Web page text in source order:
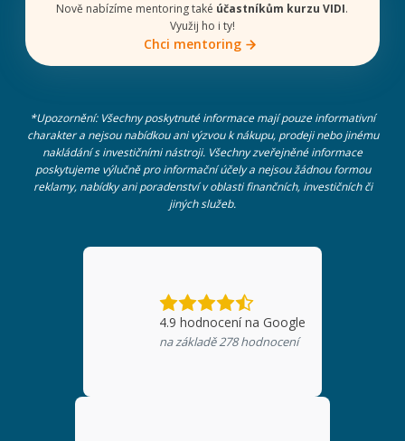
Nově nabízíme mentoring také účastníkům kurzu VIDI.
Využij ho i ty!
Chci mentoring
*Upozornění: Všechny poskytnuté informace mají pouze informativní
charakter a nejsou nabídkou ani výzvou k nákupu, prodeji nebo jinému
nakládání s investičními nástroji. Všechny zveřejněné informace
poskytujeme výlučně pro informační účely a nejsou žádnou formou
reklamy, nabídky ani poradenství v oblasti finančních, investičních či
jiných služeb.
4.9 hodnocení na Google
na základě278hodnocení